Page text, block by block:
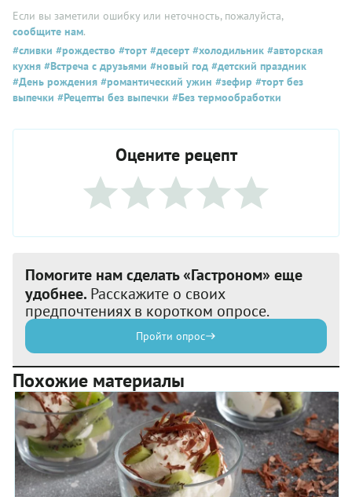
Если вы заметили ошибку или неточность, пожалуйста,
сообщите нам.
#сливки #рождество #торт #десерт #холодильник #авторская
кухня #Встреча с друзьями #новый год #детский праздник
#День рождения #романтический ужин #зефир #торт без
выпечки #Рецепты без выпечки #Без термообработки
Оцените рецепт
Помогите нам сделать «Гастроном» еще
удобнее. Расскажите о своих
предпочтениях в коротком опросе.
Пройти опрос
Похожие материалы